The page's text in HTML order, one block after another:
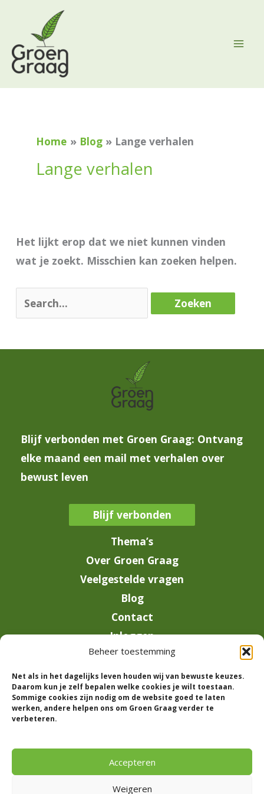
Beheer toestemming
Net als in het dagelijks leven houden wij van bewuste keuzes.
Daarom kun je zelf bepalen welke cookies je wilt toestaan.
Sommige cookies zijn nodig om de website goed te laten
werken, andere helpen ons om Groen Graag verder te
verbeteren.
Accepteren
Weigeren
inhoud
Home Blog Lange verhalen
Lange verhalen
Het lijkt erop dat we niet kunnen vinden
wat je zoekt. Misschien kan zoeken helpen.
Blijf verbonden met Groen Graag: Ontvang
elke maand een mail met verhalen over
bewust leven
Blijf verbonden
Thema’s
Over Groen Graag
Veelgestelde vragen
Blog
Contact
Inloggen
info@groengraag.nl
KvK 63990962
Ervaringen van leden op Trustpilot
Marketing